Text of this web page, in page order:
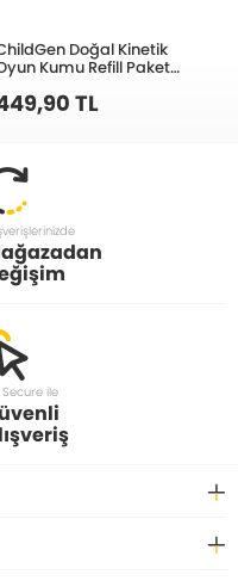
Doğal Kinetik
Kumu Refill Paket
907gr - Turuncu
TL
ile